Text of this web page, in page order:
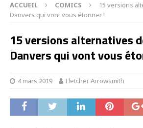
ACCUEIL COMICS
15 versions
Danvers qui vont vous étonner !
15 versions alternatives
Danvers qui vont vous
4 mars 2019 Fletcher Arrowsmith